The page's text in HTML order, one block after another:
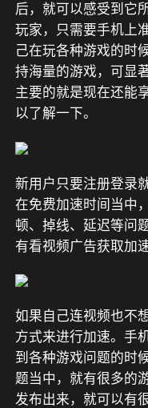
后，就可以感受到它
玩家，只需要手机上
己在玩各种游戏的时
持海量的游戏，可显
主要的就是现在还能
以了解一下。
新用户只要注册登录
在免费加速时间当中
顿、掉线、延迟等问
有看视频广告获取加
如果自己连视频也不
方式来进行加速。手
到各种游戏问题的时
题当中，就有很多的
发布出来，就可以有